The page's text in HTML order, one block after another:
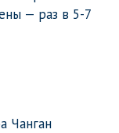
— раз в 5-7
Чанган